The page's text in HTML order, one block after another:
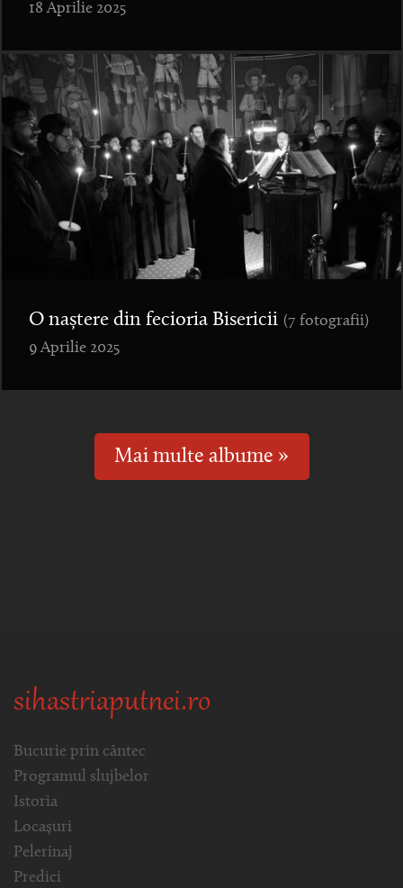
18 Aprilie 2025
O naștere din fecioria Bisericii (7 fotografii)
9 Aprilie 2025
Mai multe albume »
sihastriaputnei.ro
Bucurie prin cântec
Programul slujbelor
Istoria
Locașuri
Pelerinaj
Predici